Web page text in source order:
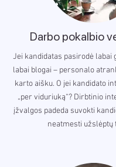
Darbo pokalbio
Jei kandidatas pasirodė labai
labai blogai – personalo
karto aišku. O jei kandidato
„per viduriuką“? Dirbtinio
įžvalgos padeda suvokti
neatmesti užslėptų